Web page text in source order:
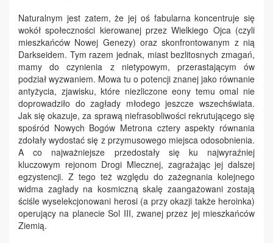
Naturalnym jest zatem, że jej oś fabularna koncentruje się
wokół społeczności kierowanej przez Wielkiego Ojca (czyli
mieszkańców Nowej Genezy) oraz skonfrontowanym z nią
Darkseidem. Tym razem jednak, miast bezlitosnych zmagań,
mamy do czynienia z nietypowym, przerastającym ów
podział wyzwaniem. Mowa tu o potencji znanej jako równanie
antyżycia, zjawisku, które niezliczone eony temu omal nie
doprowadziło do zagłady młodego jeszcze wszechświata.
Jak się okazuje, za sprawą niefrasobliwości rekrutującego się
spośród Nowych Bogów Metrona cztery aspekty równania
zdołały wydostać się z przymusowego miejsca odosobnienia.
A co najważniejsze przedostały się ku najwyraźniej
kluczowym rejonom Drogi Mlecznej, zagrażając jej dalszej
egzystencji. Z tego też względu do zażegnania kolejnego
widma zagłady na kosmiczną skalę zaangażowani zostają
ściśle wyselekcjonowani herosi (a przy okazji także heroinka)
operujący na planecie Sol III, zwanej przez jej mieszkańców
Ziemią.